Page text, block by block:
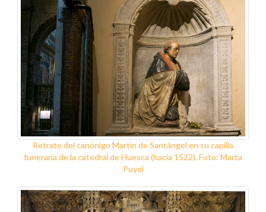
Retrato del canónigo Martín de Santángel en su capilla
funeraria de la catedral de Huesca (hacia 1522). Foto: Marta
Puyol